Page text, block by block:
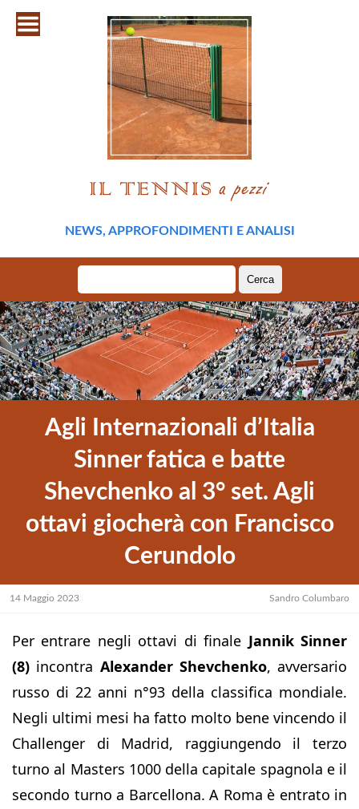
NEWS, APPROFONDIMENTI E ANALISI
per:
Agli Internazionali d’Italia
Sinner fatica e batte
Shevchenko al 3° set. Agli
ottavi giocherà con Francisco
Cerundolo
14 Maggio 2023 Sandro Columbaro
Per entrare negli ottavi di finale Jannik Sinner
(8) incontra Alexander Shevchenko, avversario
russo di 22 anni n°93 della classifica mondiale.
Negli ultimi mesi ha fatto molto bene vincendo il
Challenger di Madrid, raggiungendo il terzo
turno al Masters 1000 della capitale spagnola e il
secondo turno a Barcellona. A Roma è entrato in